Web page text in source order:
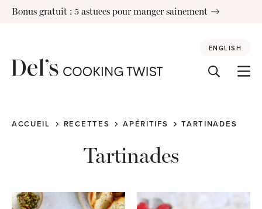
SkipBonus gratuit : 5 astuces pour manger sainement
ENGLISH
ACCUEIL RECETTES APÉRITIFS TARTINADES
Tartinades